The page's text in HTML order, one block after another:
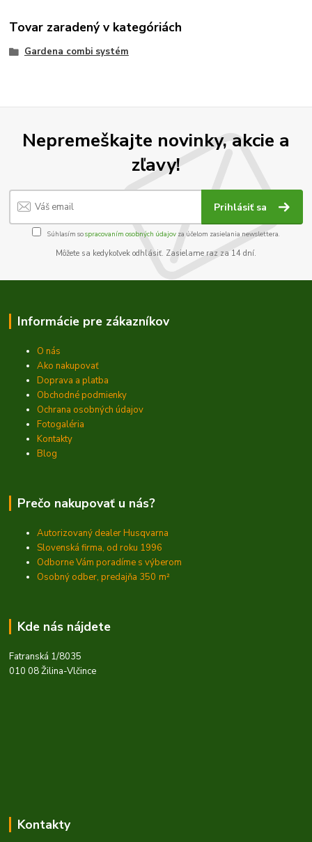
Tovar zaradený v kategóriách
Gardena combi systém
Nepremeškajte novinky, akcie a
zľavy!
Prihlásiť sa
Súhlasím sospracovaním osobných údajov za účelom zasielania newslettera.
Môžete sa kedykoľvek odhlásiť. Zasielame raz za 14 dní.
Informácie pre zákazníkov
O nás
Ako nakupovať
Doprava a platba
Obchodné podmienky
Ochrana osobných údajov
Fotogaléria
Kontakty
Blog
Prečo nakupovať u nás?
Autorizovaný dealer Husqvarna
Slovenská firma, od roku 1996
Odborne Vám poradíme s výberom
Osobný odber, predajňa 350 m²
Kde nás nájdete
Fatranská 1/8035
010 08 Žilina-Vlčince
Kontakty